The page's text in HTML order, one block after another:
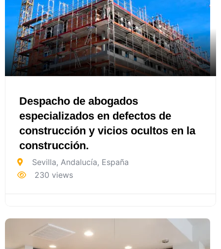
Despacho de abogados
especializados en defectos de
construcción y vicios ocultos en la
construcción.
Sevilla, Andalucía, España
230 views